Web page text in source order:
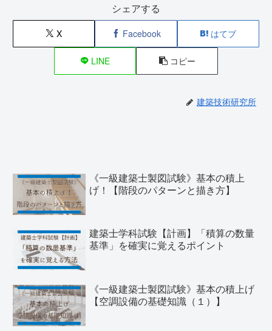
シェアする
X Facebook はてブ
LINE コピー
建築技術研究所
《一級建築士製図試験》基本の積上
げ！【階段のパターンと描き方】
建築士学科試験【計画】「積算の数量
基準」を確実に覚えるポイント
《一級建築士製図試験》基本の積上げ
【空調設備の基礎知識（１）】